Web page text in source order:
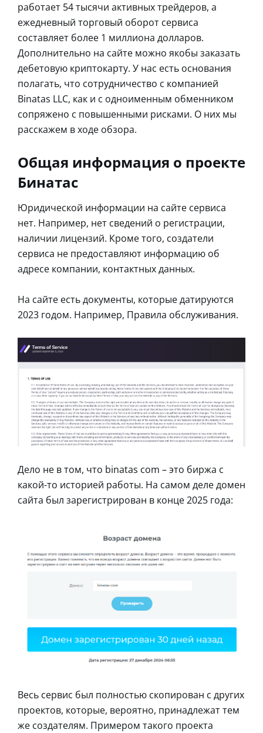
работает 54 тысячи активных трейдеров, а
ежедневный торговый оборот сервиса
составляет более 1 миллиона долларов.
Дополнительно на сайте можно якобы заказать
дебетовую криптокарту. У нас есть основания
полагать, что сотрудничество с компанией
Binatas LLC, как и с одноименным обменником
сопряжено с повышенными рисками. О них мы
расскажем в ходе обзора.
Общая информация о проекте
Бинатас
Юридической информации на сайте сервиса
нет. Например, нет сведений о регистрации,
наличии лицензий. Кроме того, создатели
сервиса не предоставляют информацию об
адресе компании, контактных данных.
На сайте есть документы, которые датируются
2023 годом. Например, Правила обслуживания.
Дело не в том, что binatas com – это биржа с
какой-то историей работы. На самом деле домен
сайта был зарегистрирован в конце 2025 года:
Весь сервис был полностью скопирован с других
проектов, которые, вероятно, принадлежат тем
же создателям. Примером такого проекта